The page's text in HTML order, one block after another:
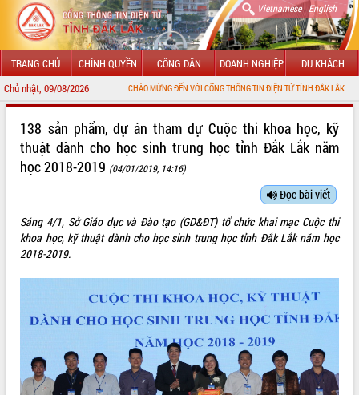
Vietnamese| English
TRANG CHỦ CHÍNH QUYỀN CÔNG DÂN DOANH NGHIỆP DU KHÁCH
Chủ nhật, 09/08/2026CHÀO MỪNG ĐẾN VỚI CỔNG THÔNG TIN ĐIỆN TỬ TỈNH ĐẮK LẮK
LÃNH ĐẠO UBND TỈNH
SỞ, BAN, NGÀNH
UBND CÁC XÃ, PHƯỜNG
THÔNG TIN CHỈ ĐẠO ĐIỀU HÀNH
HỆ THỐNG VĂN BẢN
ĐIỂM TIN VĂN BẢN
138 sản phẩm, dự án tham dự Cuộc thi khoa học, kỹ
thuật dành cho học sinh trung học tỉnh Đắk Lắk năm
học 2018-2019 (04/01/2019, 14:16)
Đọc bài viết
Sáng 4/1, Sở Giáo dục và Đào tạo (GD&ĐT) tổ chức khai mạc Cuộc thi
khoa học, kỹ thuật dành cho học sinh trung học tỉnh Đắk Lắk năm học
2018-2019.